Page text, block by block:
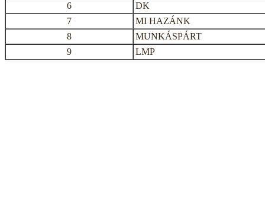
6
DK
7
MI HAZÁNK
8
MUNKÁSPÁRT
9
LMP